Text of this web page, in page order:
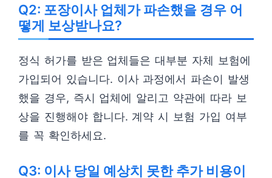
Q2: 포장이사 업체가 파손했을 경우 어
떻게 보상받나요?
정식 허가를 받은 업체들은 대부분 자체 보험에
가입되어 있습니다. 이사 과정에서 파손이 발생
했을 경우, 즉시 업체에 알리고 약관에 따라 보
상을 진행해야 합니다. 계약 시 보험 가입 여부
를 꼭 확인하세요.
Q3: 이사 당일 예상치 못한 추가 비용이